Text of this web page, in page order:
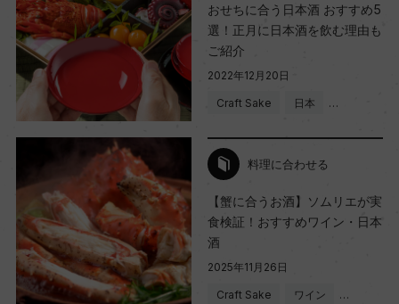
おせちに合う日本酒 おすすめ5
選！正月に日本酒を飲む理由も
ご紹介
2022年12月20日
Craft Sake 日本 …
料理に合わせる
【蟹に合うお酒】ソムリエが実
食検証！おすすめワイン・日本
酒
2025年11月26日
Craft Sake ワイン …